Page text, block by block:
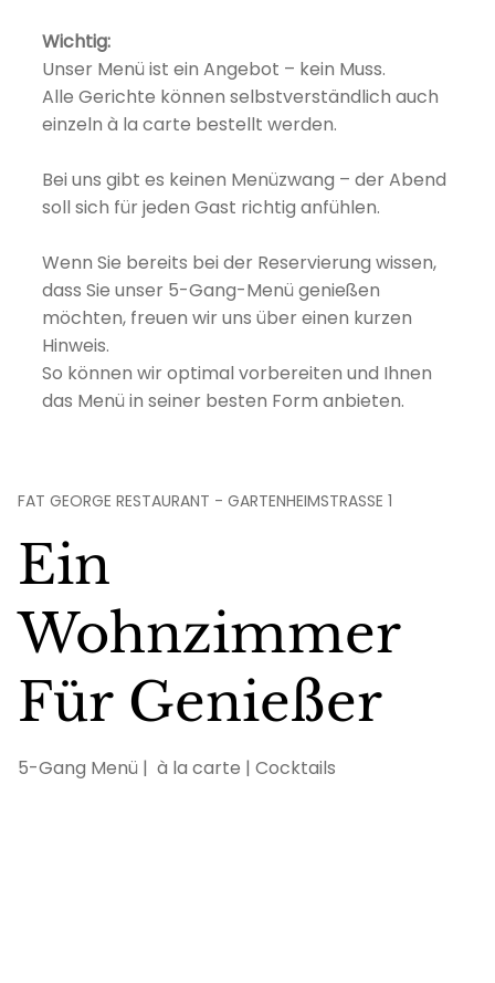
Wichtig:
Unser Menü ist ein Angebot – kein Muss.
Alle Gerichte können selbstverständlich auch
einzeln à la carte bestellt werden.
Bei uns gibt es keinen Menüzwang – der Abend
soll sich für jeden Gast richtig anfühlen.
Wenn Sie bereits bei der Reservierung wissen,
dass Sie unser 5-Gang-Menü genießen
möchten, freuen wir uns über einen kurzen
Hinweis.
So können wir optimal vorbereiten und Ihnen
das Menü in seiner besten Form anbieten.
FAT GEORGE RESTAURANT - GARTENHEIMSTRASSE 1
Ein
Wohnzimmer
Für Genießer
5-Gang Menü | à la carte | Cocktails